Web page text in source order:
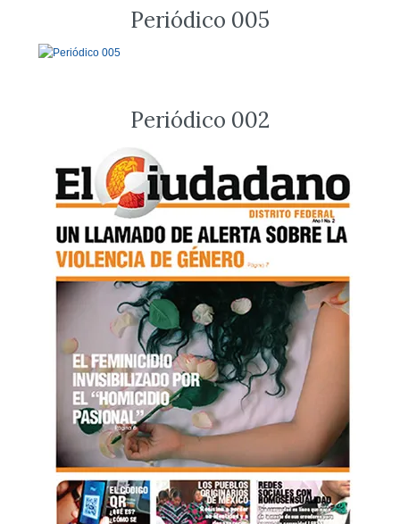
Periódico 005
Periódico 002